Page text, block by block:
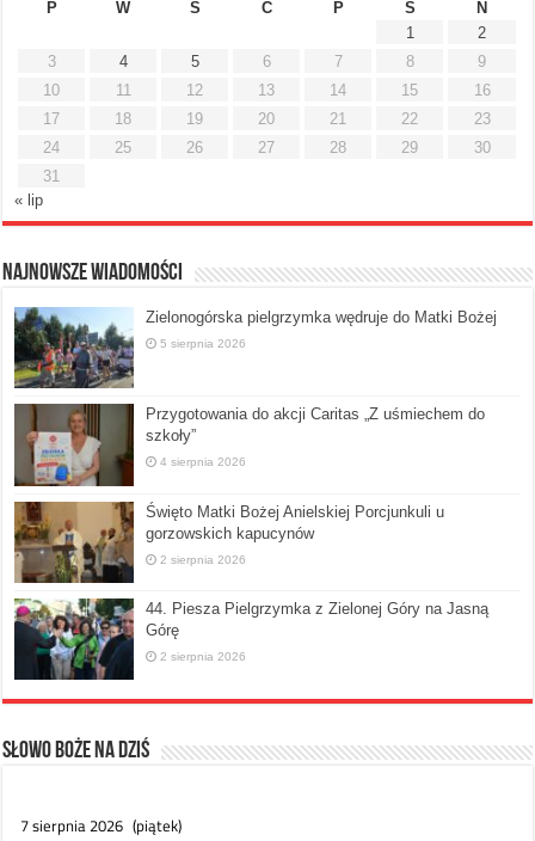
P
W Ś C P S
N
1
2
3
4 5 6 7 8
9
10
11 12 13 14 15
16
17
18 19 20 21 22
23
24
25 26 27 28 29
30
31
« lip
Najnowsze Wiadomości
Zielonogórska pielgrzymka wędruje do Matki Bożej
5 sierpnia 2026
Przygotowania do akcji Caritas „Z uśmiechem do
szkoły”
4 sierpnia 2026
Święto Matki Bożej Anielskiej Porcjunkuli u
gorzowskich kapucynów
2 sierpnia 2026
44. Piesza Pielgrzymka z Zielonej Góry na Jasną
Górę
2 sierpnia 2026
Słowo Boże na dziś